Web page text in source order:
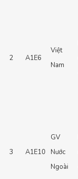
2 A1E6
Việt
Nam
3 A1E10
GV
Nước
Ngoài